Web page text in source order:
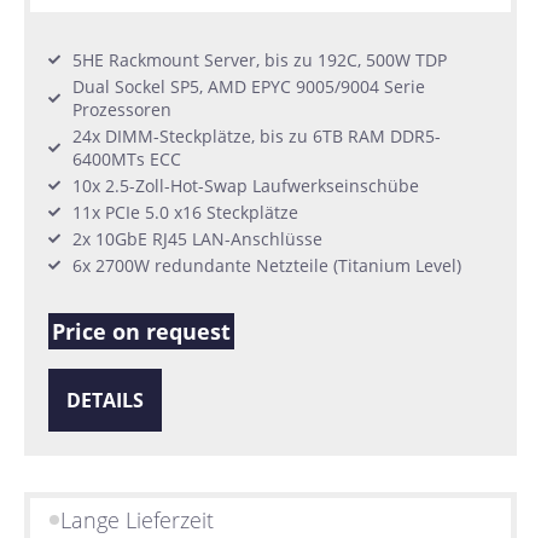
5HE Rackmount Server, bis zu 192C, 500W TDP
Dual Sockel SP5, AMD EPYC 9005/9004 Serie
Prozessoren
24x DIMM-Steckplätze, bis zu 6TB RAM DDR5-
6400MTs ECC
10x 2.5-Zoll-Hot-Swap Laufwerkseinschübe
11x PCIe 5.0 x16 Steckplätze
2x 10GbE RJ45 LAN-Anschlüsse
6x 2700W redundante Netzteile (Titanium Level)
Price on request
DETAILS
Lange Lieferzeit